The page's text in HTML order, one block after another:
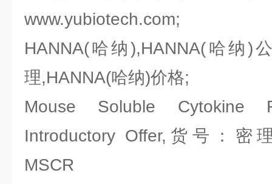
www.yubiotech.com;
HANNA(哈纳),HANNA(哈纳)
理,HANNA(哈纳)价格;
Mouse Soluble Cytokine
Introductory Offer,货号：密
MSCR